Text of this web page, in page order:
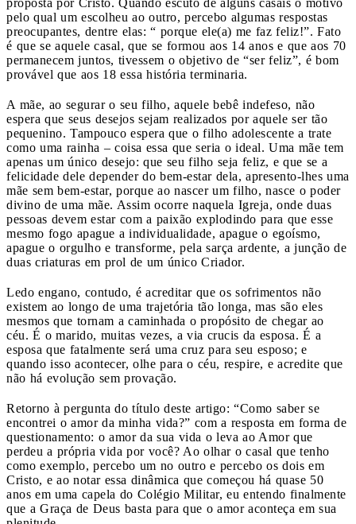
pelo qual um escolheu ao outro, percebo algumas respostas
preocupantes, dentre elas: “ porque ele(a) me faz feliz!”. Fato
é que se aquele casal, que se formou aos 14 anos e que aos 70
permanecem juntos, tivessem o objetivo de “ser feliz”, é bom
provável que aos 18 essa história terminaria.
A mãe, ao segurar o seu filho, aquele bebê indefeso, não
espera que seus desejos sejam realizados por aquele ser tão
pequenino. Tampouco espera que o filho adolescente a trate
como uma rainha – coisa essa que seria o ideal. Uma mãe tem
apenas um único desejo: que seu filho seja feliz, e que se a
felicidade dele depender do bem-estar dela, apresento-lhes uma
mãe sem bem-estar, porque ao nascer um filho, nasce o poder
divino de uma mãe. Assim ocorre naquela Igreja, onde duas
pessoas devem estar com a paixão explodindo para que esse
mesmo fogo apague a individualidade, apague o egoísmo,
apague o orgulho e transforme, pela sarça ardente, a junção de
duas criaturas em prol de um único Criador.
Ledo engano, contudo, é acreditar que os sofrimentos não
existem ao longo de uma trajetória tão longa, mas são eles
mesmos que tornam a caminhada o propósito de chegar ao
céu. É o marido, muitas vezes, a via crucis da esposa. É a
esposa que fatalmente será uma cruz para seu esposo; e
quando isso acontecer, olhe para o céu, respire, e acredite que
não há evolução sem provação.
Retorno à pergunta do título deste artigo: “Como saber se
encontrei o amor da minha vida?” com a resposta em forma de
questionamento: o amor da sua vida o leva ao Amor que
perdeu a própria vida por você? Ao olhar o casal que tenho
como exemplo, percebo um no outro e percebo os dois em
Cristo, e ao notar essa dinâmica que começou há quase 50
anos em uma capela do Colégio Militar, eu entendo finalmente
que a Graça de Deus basta para que o amor aconteça em sua